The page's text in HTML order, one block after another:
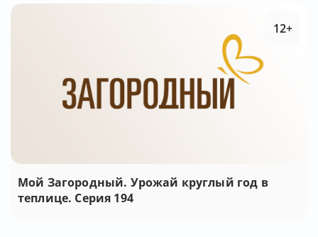
Мой Загородный. Урожай круглый год в
теплице. Серия 194
12+